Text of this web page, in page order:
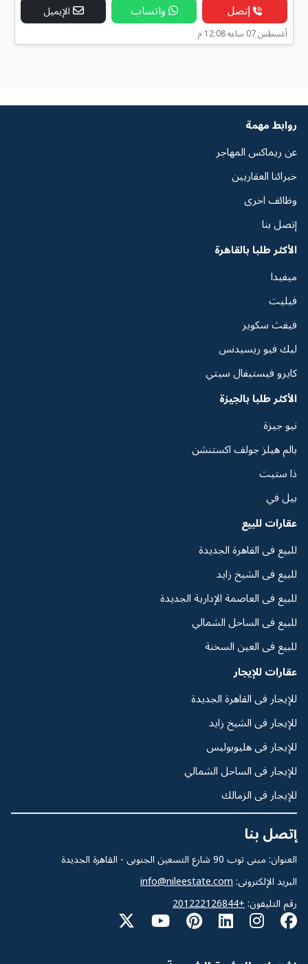
إتصل واتساب الإيميل
أغسطس 07 ساعه 12:08 م
روابط مهمة
عن ريماكس المهاجر
خبرائنا العقاريين
وظائف اخرى
إتصل بنا
الأكثر طلبا بالقاهرة
ميفيدا
فيليت
فيفث سكوير
ليك فيو ريسيدنس
كايرو فيستيفال سيتي
الأكثر طلبا بالجيزة
نيو جيزة
بالم هيلز جولف اكستنشن
ذا ستيت
بيل في
عقارات للبيع
للبيع فى القاهرة الجديدة
للبيع فى الشيخ زايد
للبيع فى العاصمة الإدارية الجديدة
للبيع فى الساحل الشمالي
للبيع فى العين السخنة
عقارات للإيجار
للإيجار فى القاهرة الجديدة
للإيجار فى الشيخ زايد
للإيجار فى هليوبوليس
للإيجار فى الساحل الشمالي
للإيجار فى الزمالك
إتصل بنا
العنوان: مبنى توب 90 شارع التسعين الجنوبى - القاهرة الجديدة
البريد الإلكترونى: info@nileestate.com
رقم التليفون: +201222126844